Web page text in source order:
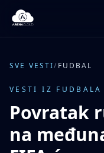
SVE VESTI/ FUDBAL
VESTI IZ FUDBALA
Povratak
na